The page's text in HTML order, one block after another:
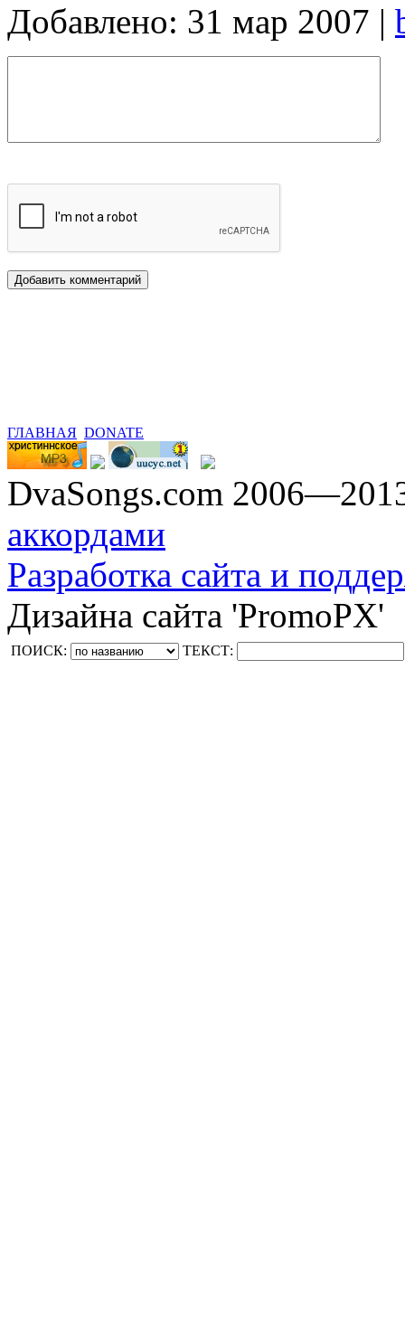
Добавлено: 31 мар 2007 |
ГЛАВНАЯ DONATE
DvaSongs.com
аккордами
Разработка сайта и
Дизайна сайта 'PromoPX'
ПОИСК: ТЕКСТ: